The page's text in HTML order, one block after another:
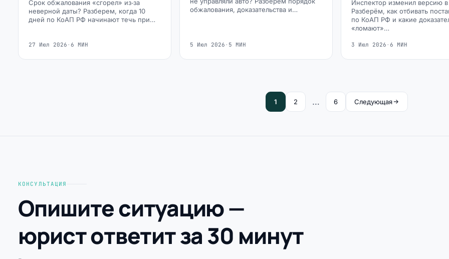
Срок обжалования «сгорел» из‑за
неверной даты? Разберем, когда 10
дней по КоАП РФ начинают течь при…
27 Июл 2026 · 6 МИН
обжалования, доказательства и…
5 Июл 2026 · 5 МИН
Инспектор изменил версию в
Разберём, как отбивать
по КоАП РФ и какие
«ломают»…
3 Июл 2026 · 6 МИН
1 2 … 6 Следующая
КОНСУЛЬТАЦИЯ
Опишите ситуацию —
юрист ответит за 30 минут